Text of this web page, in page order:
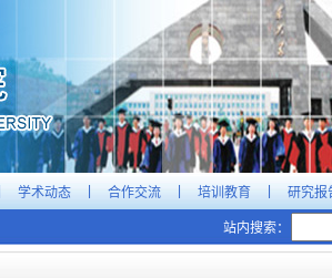
学术动态 合作交流 培训教育 研究报
站内搜索：